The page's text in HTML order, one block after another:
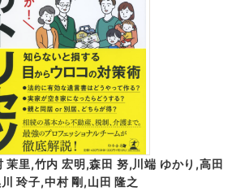
茉里,竹内 宏明,森田 努,川端 ゆかり,高田
玲子,中村 剛,山田 隆之